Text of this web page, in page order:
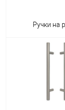
Ручки на